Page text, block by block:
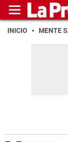
INICIO MENTE